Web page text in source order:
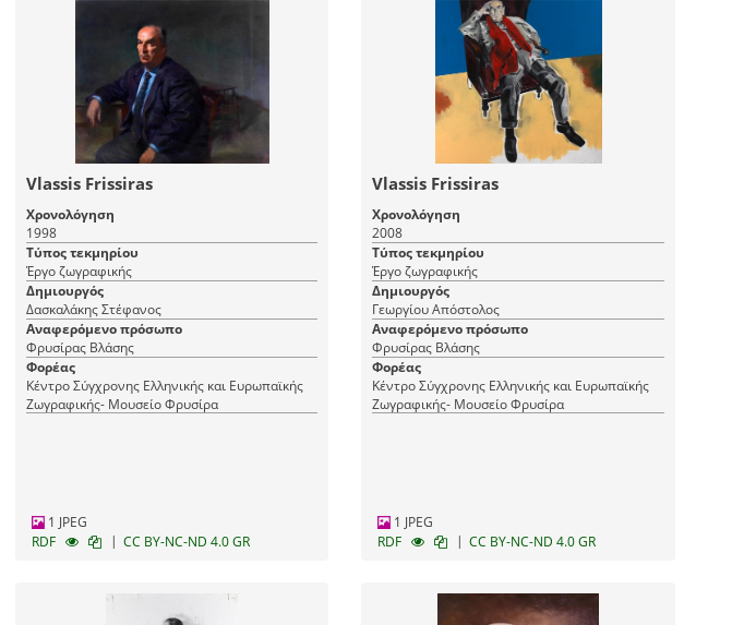
Vlassis Frissiras
Χρονολόγηση
1998
Τύπος τεκμηρίου
Έργο ζωγραφικής
Δημιουργός
Δασκαλάκης Στέφανος
Αναφερόμενο πρόσωπο
Φρυσίρας Βλάσης
Φορέας
Κέντρο Σύγχρονης Ελληνικής και Ευρωπαϊκής
Ζωγραφικής- Μουσείο Φρυσίρα
1 JPEG
RDF
| CC BY-NC-ND 4.0 GR
Vlassis Frissiras
Χρονολόγηση
2008
Τύπος τεκμηρίου
Έργο ζωγραφικής
Δημιουργός
Γεωργίου Απόστολος
Αναφερόμενο πρόσωπο
Φρυσίρας Βλάσης
Φορέας
Κέντρο Σύγχρονης Ελληνικής και Ευρωπαϊκής
Ζωγραφικής- Μουσείο Φρυσίρα
1 JPEG
RDF
| CC BY-NC-ND 4.0 GR